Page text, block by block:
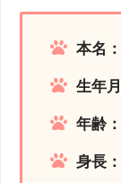
本名
生年
年齢
身長